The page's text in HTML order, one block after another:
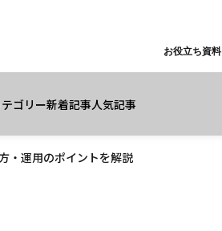
お役立ち資料
ゴリー新着記事人気記事
・運用のポイントを解説